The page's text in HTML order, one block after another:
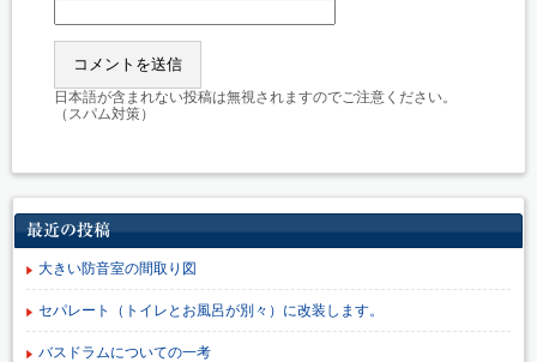
日本語が含まれない投稿は無視されますのでご注意ください。
（スパム対策）
最近の投稿
大きい防音室の間取り図
セパレート（トイレとお風呂が別々）に改装します。
バスドラムについての一考